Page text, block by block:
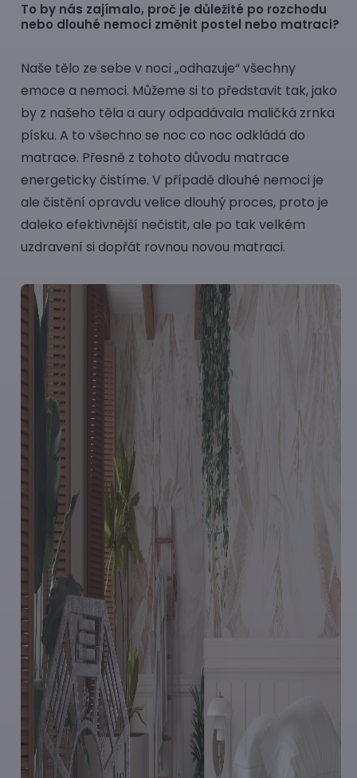
To by nás zajímalo, proč je důležité po rozchodu
nebo dlouhé nemoci změnit postel nebo matraci?
Naše tělo ze sebe v noci „odhazuje“ všechny
emoce a nemoci. Můžeme si to představit tak, jako
by z našeho těla a aury odpadávala maličká zrnka
písku. A to všechno se noc co noc odkládá do
matrace. Přesně z tohoto důvodu matrace
energeticky čistíme. V případě dlouhé nemoci je
ale čistění opravdu velice dlouhý proces, proto je
daleko efektivnější nečistit, ale po tak velkém
uzdravení si dopřát rovnou novou matraci.